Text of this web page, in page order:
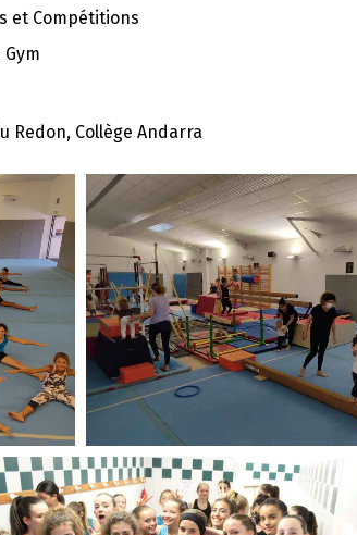
et Compétitions
Redon, Collège Andarra